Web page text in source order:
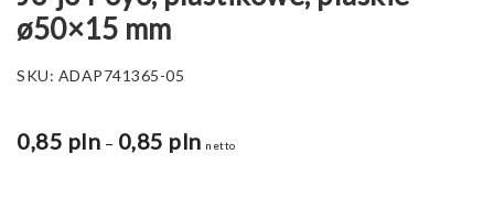
ø50×15 mm
SKU: ADAP741365-05
0,85 pln – 0,85 plnZakres
netto